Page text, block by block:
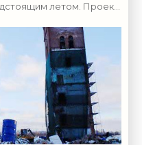
летом. Проект